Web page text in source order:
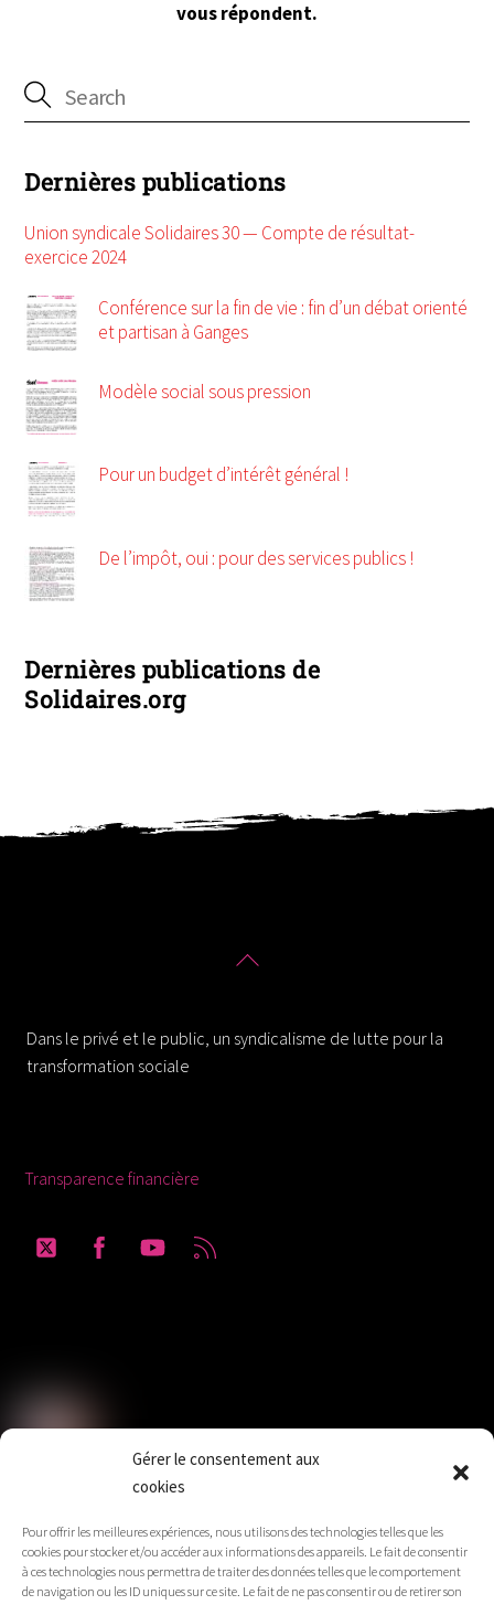
Gérer le consentement aux
cookies
Pour offrir les meilleures expériences, nous utilisons des technologies telles que les
cookies pour stocker et/ou accéder aux informations des appareils. Le fait de consentir
à ces technologies nous permettra de traiter des données telles que le comportement
de navigation ou les ID uniques sur ce site. Le fait de ne pas consentir ou de retirer son
vous répondent.
Dernières publications
Union syndicale Solidaires 30 — Compte de résultat-
exercice 2024
Conférence sur la fin de vie : fin d’un débat orienté
et partisan à Ganges
Modèle social sous pression
Pour un budget d’intérêt général !
De l’impôt, oui : pour des services publics !
Dernières publications de
Solidaires.org
Back
Dans le privé et le public, un syndicalisme de lutte pour la
transformation sociale
Transparence financière
Twitter FacebookYouTube
SUD Éducation Gard-Lozère